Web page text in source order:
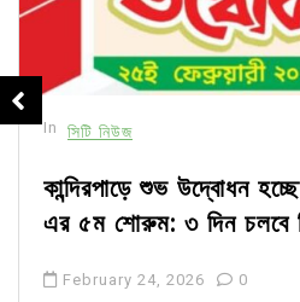
In সিটি নিউজ
কান্দিরপাড়ে শুভ উদ্বোধন
এর ৫ম শোরুম: ৩ দিন চলবে
February 24, 2026 0